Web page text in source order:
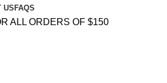
US FAQS
ALL ORDERS OF $150